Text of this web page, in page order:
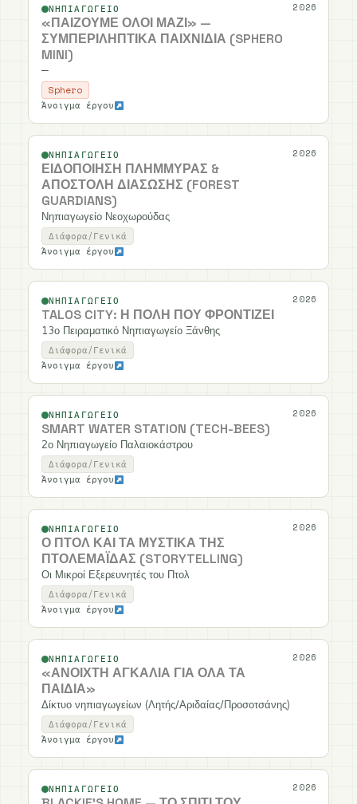
2026
ΝΗΠΙΑΓΩΓΕΊΟ
«ΠΑΊΖΟΥΜΕ ΌΛΟΙ ΜΑΖΊ» —
ΣΥΜΠΕΡΙΛΗΠΤΙΚΆ ΠΑΙΧΝΊΔΙΑ (SPHERO
MINI)
—
Sphero
Άνοιγμα έργου
2026
ΝΗΠΙΑΓΩΓΕΊΟ
ΕΙΔΟΠΟΊΗΣΗ ΠΛΗΜΜΎΡΑΣ &
ΑΠΟΣΤΟΛΉ ΔΙΆΣΩΣΗΣ (FOREST
GUARDIANS)
Νηπιαγωγείο Νεοχωρούδας
Διάφορα/Γενικά
Άνοιγμα έργου
2026
ΝΗΠΙΑΓΩΓΕΊΟ
TALOS CITY: Η ΠΌΛΗ ΠΟΥ ΦΡΟΝΤΊΖΕΙ
13ο Πειραματικό Νηπιαγωγείο Ξάνθης
Διάφορα/Γενικά
Άνοιγμα έργου
2026
ΝΗΠΙΑΓΩΓΕΊΟ
SMART WATER STATION (TECH-BEES)
2ο Νηπιαγωγείο Παλαιοκάστρου
Διάφορα/Γενικά
Άνοιγμα έργου
2026
ΝΗΠΙΑΓΩΓΕΊΟ
Ο ΠΤΟΛ ΚΑΙ ΤΑ ΜΥΣΤΙΚΆ ΤΗΣ
ΠΤΟΛΕΜΑΪ́ΔΑΣ (STORYTELLING)
Οι Μικροί Εξερευνητές του Πτολ
Διάφορα/Γενικά
Άνοιγμα έργου
2026
ΝΗΠΙΑΓΩΓΕΊΟ
«ΑΝΟΙΧΤΉ ΑΓΚΑΛΙΆ ΓΙΑ ΌΛΑ ΤΑ
ΠΑΙΔΙΆ»
Δίκτυο νηπιαγωγείων (Λητής/Αριδαίας/Προσοτσάνης)
Διάφορα/Γενικά
Άνοιγμα έργου
2026
ΝΗΠΙΑΓΩΓΕΊΟ